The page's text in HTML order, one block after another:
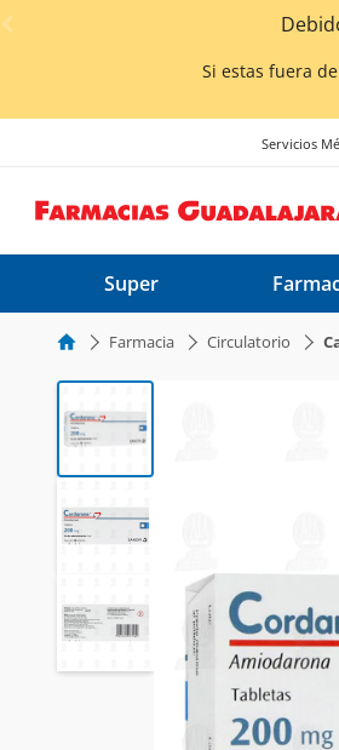
< div class="carousel-inner">
Si estas fuera
Servicios
Super
Farmacia Circulatorio